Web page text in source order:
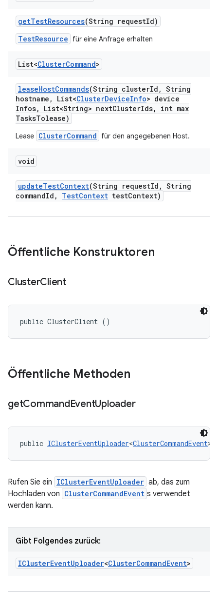
getTestResources(String requestId)
TestResource
für eine Anfrage erhalten
List<ClusterCommand>
leaseHostCommands(String clusterId , String
hostname , List<ClusterDeviceInfo> device
Infos, List<String> nextClusterIds,
int max
TasksTolease)
Lease ClusterCommand für den angegebenen Host.
void
updateTestContext(String requestId , String
commandId , TestContext testContext)
Öffentliche Konstruktoren
ClusterClient
public ClusterClient ()
Öffentliche Methoden
getCommandEventUploader
public IClusterEventUploader<ClusterCommandEvent>
Rufen Sie ein IClusterEventUploader ab, das zum
Hochladen von ClusterCommandEvent s verwendet
werden kann.
Gibt Folgendes zurück:
IClusterEventUploader<ClusterCommandEvent>